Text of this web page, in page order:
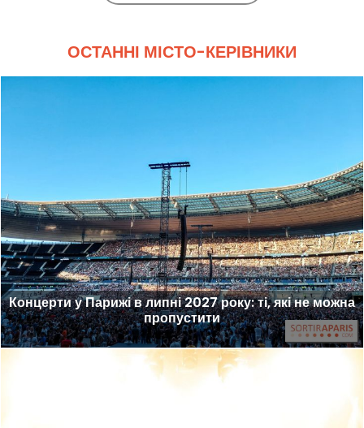
ОСТАННІ МІСТО-КЕРІВНИКИ
Концерти у Парижі в липні 2027 року: ті, які не можна
пропустити